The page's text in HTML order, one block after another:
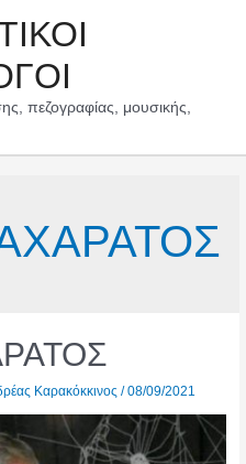
πεζογραφίας, μουσικής,
Καρακόκκινος /08/09/2021